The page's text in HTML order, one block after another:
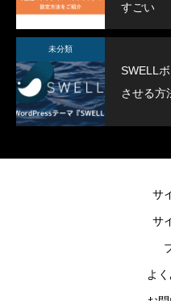
すごい
未分類
SWELL
させる方
サ
サ
よ